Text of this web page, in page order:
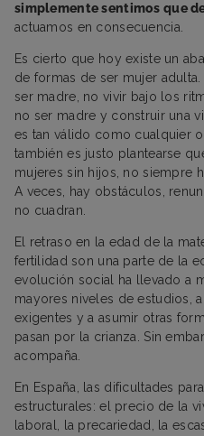
simplemente sentimos que
actuamos en consecuencia.
Es cierto que hoy existe un
de formas de ser mujer
ser madre, no vivir bajo los
no ser madre y construir una
es tan válido como cualquier
también es justo plantearse
mujeres sin hijos, no siempre
A veces, hay obstáculos,
no cuadran.
El retraso en la edad de la
fertilidad son una parte de la
evolución social ha llevado a
mayores niveles de estudios,
exigentes y a asumir otras
pasan por la crianza. Sin
acompaña.
En España, las dificultades
estructurales: el precio de la
laboral, la precariedad, la